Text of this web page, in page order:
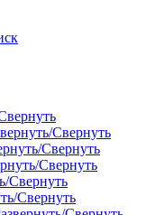
Свернуть
Свернуть
Свернуть
Свернуть
Свернуть